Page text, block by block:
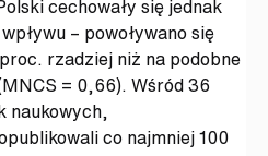
cechowały się jednak
– powoływano się
rzadziej niż na podobne
= 0,66). Wśród 36
naukowych,
co najmniej 100